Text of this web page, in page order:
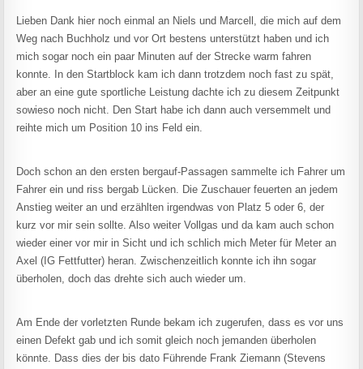
Lieben Dank hier noch einmal an Niels und Marcell, die mich auf dem
Weg nach Buchholz und vor Ort bestens unterstützt haben und ich
mich sogar noch ein paar Minuten auf der Strecke warm fahren
konnte. In den Startblock kam ich dann trotzdem noch fast zu spät,
aber an eine gute sportliche Leistung dachte ich zu diesem Zeitpunkt
sowieso noch nicht. Den Start habe ich dann auch versemmelt und
reihte mich um Position 10 ins Feld ein.
Doch schon an den ersten bergauf-Passagen sammelte ich Fahrer um
Fahrer ein und riss bergab Lücken. Die Zuschauer feuerten an jedem
Anstieg weiter an und erzählten irgendwas von Platz 5 oder 6, der
kurz vor mir sein sollte. Also weiter Vollgas und da kam auch schon
wieder einer vor mir in Sicht und ich schlich mich Meter für Meter an
Axel (IG Fettfutter) heran. Zwischenzeitlich konnte ich ihn sogar
überholen, doch das drehte sich auch wieder um.
Am Ende der vorletzten Runde bekam ich zugerufen, dass es vor uns
einen Defekt gab und ich somit gleich noch jemanden überholen
könnte. Dass dies der bis dato Führende Frank Ziemann (Stevens